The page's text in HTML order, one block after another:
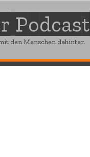
Podcast
den Menschen dahinter.